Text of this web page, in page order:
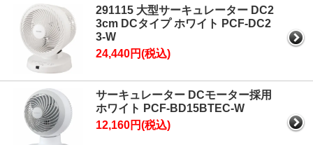
291115 大型サーキュレーター DC2
3cm DCタイプ ホワイト PCF-DC2
3-W
24,440円(税込)
サーキュレーター DCモーター採用
ホワイト PCF-BD15BTEC-W
12,160円(税込)